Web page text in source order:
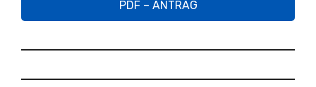
PDF – ANTRAG